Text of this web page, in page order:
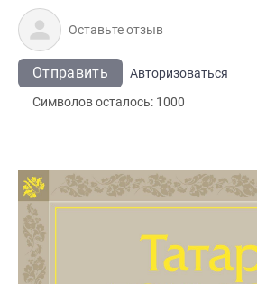
Отправить
Авторизоваться
Символов осталось: 1000